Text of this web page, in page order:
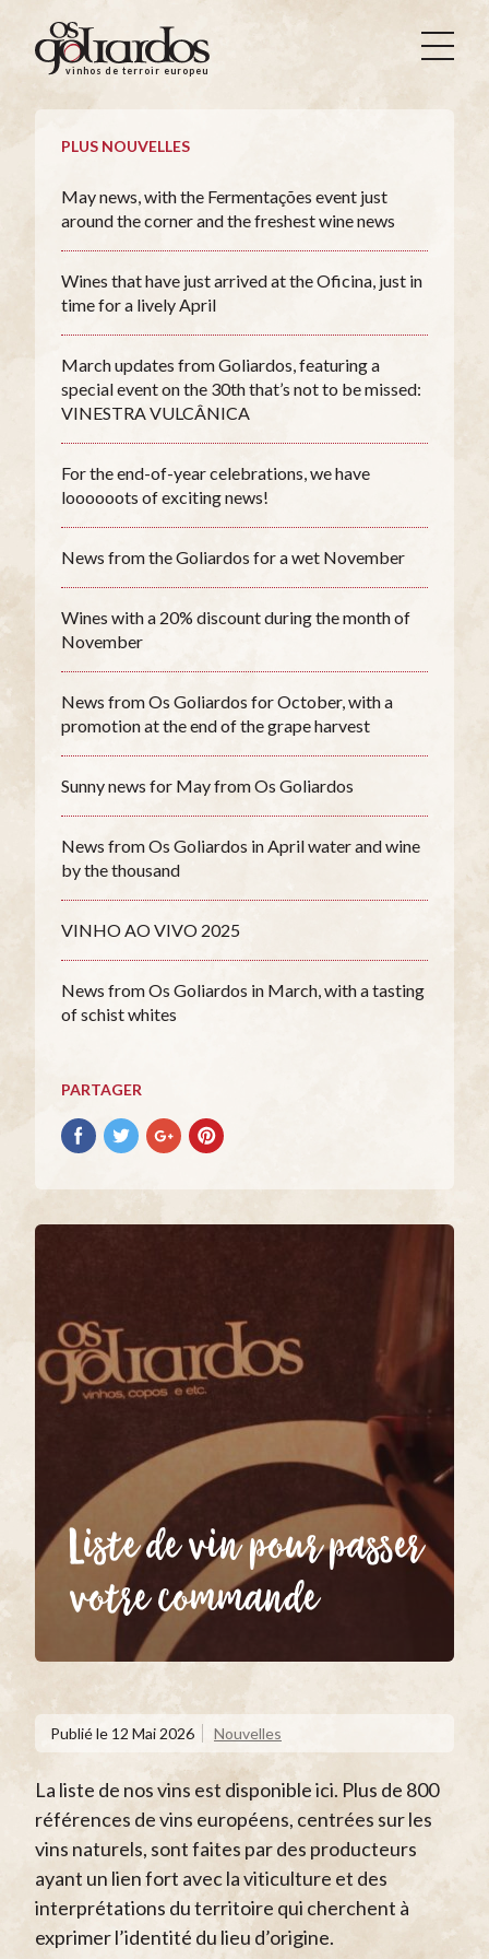
Os
Goliardos
Vinhos
Terroir
vinhos de terroir europeus
PLUS NOUVELLES
May news, with the Fermentações event just
around the corner and the freshest wine news
Wines that have just arrived at the Oficina, just in
time for a lively April
March updates from Goliardos, featuring a
special event on the 30th that’s not to be missed:
VINESTRA VULCÂNICA
For the end-of-year celebrations, we have
loooooots of exciting news!
News from the Goliardos for a wet November
Wines with a 20% discount during the month of
November
News from Os Goliardos for October, with a
promotion at the end of the grape harvest
Sunny news for May from Os Goliardos
News from Os Goliardos in April water and wine
by the thousand
VINHO AO VIVO 2025
News from Os Goliardos in March, with a tasting
of schist whites
PARTAGER
Partager
avec
Partager
avec
Partager
avec
Partager
avec
Liste de vin pour passer
votre commande
Publié le 12 Mai 2026 Nouvelles
La liste de nos vins est disponible ici. Plus de 800
références de vins européens, centrées sur les
vins naturels, sont faites par des producteurs
ayant un lien fort avec la viticulture et des
interprétations du territoire qui cherchent à
exprimer l’identité du lieu d’origine.